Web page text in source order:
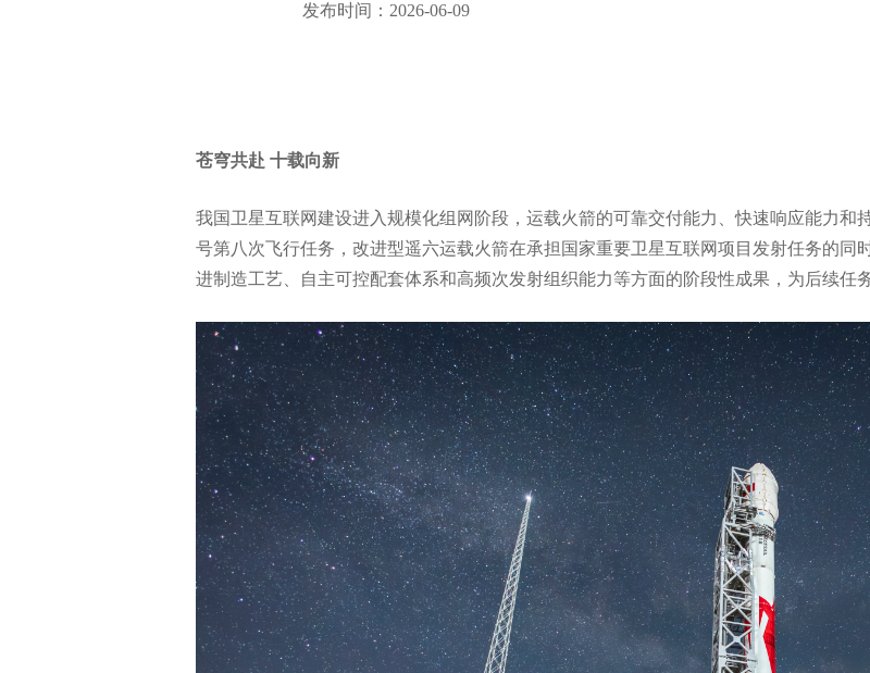
发布时间：2026-06-09
苍穹共赴 十载向新
我国卫星互联网建设进入规模化组网阶段，运载火箭的可靠交付能力、快速响应能力和
号第八次飞行任务，改进型遥六运载火箭在承担国家重要卫星互联网项目发射任务的同
进制造工艺、自主可控配套体系和高频次发射组织能力等方面的阶段性成果，为后续任